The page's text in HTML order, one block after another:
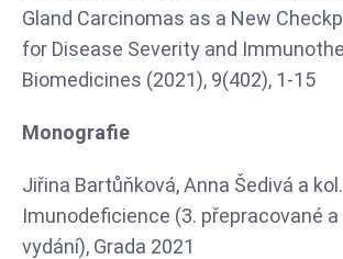
Gland Carcinomas as a New
for Disease Severity and
Biomedicines (2021), 9(402), 1-15
Monografie
Jiřina Bartůňková, Anna Šedivá a
Imunodeficience (3. přepracované a
vydání), Grada 2021